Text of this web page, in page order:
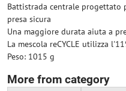
Battistrada centrale progettato
presa sicura
Una maggiore durata aiuta a
La mescola reCYCLE utilizza
Peso: 1015 g
More from category